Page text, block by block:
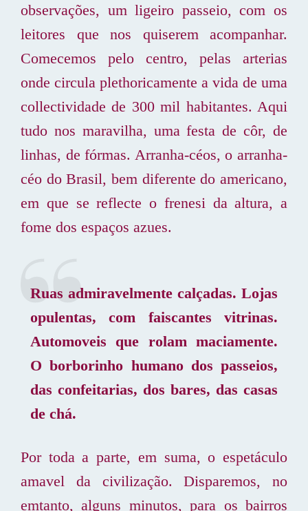
observações, um ligeiro passeio, com os
leitores que nos quiserem acompanhar.
Comecemos pelo centro, pelas arterias
onde circula plethoricamente a vida de uma
collectividade de 300 mil habitantes. Aqui
tudo nos maravilha, uma festa de côr, de
linhas, de fórmas. Arranha-céos, o arranha-
céo do Brasil, bem diferente do americano,
em que se reflecte o frenesi da altura, a
fome dos espaços azues.
Ruas admiravelmente calçadas. Lojas
opulentas, com faiscantes vitrinas.
Automoveis que rolam maciamente.
O borborinho humano dos passeios,
das confeitarias, dos bares, das casas
de chá.
Por toda a parte, em suma, o espetáculo
amavel da civilização. Disparemos, no
emtanto, alguns minutos, para os bairros